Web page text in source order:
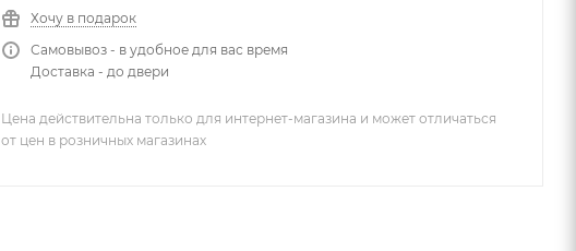
Хочу в подарок
Самовывоз - в удобное для вас время
Доставка - до двери
Цена действительна только для интернет-магазина и может отличаться
от цен в розничных магазинах